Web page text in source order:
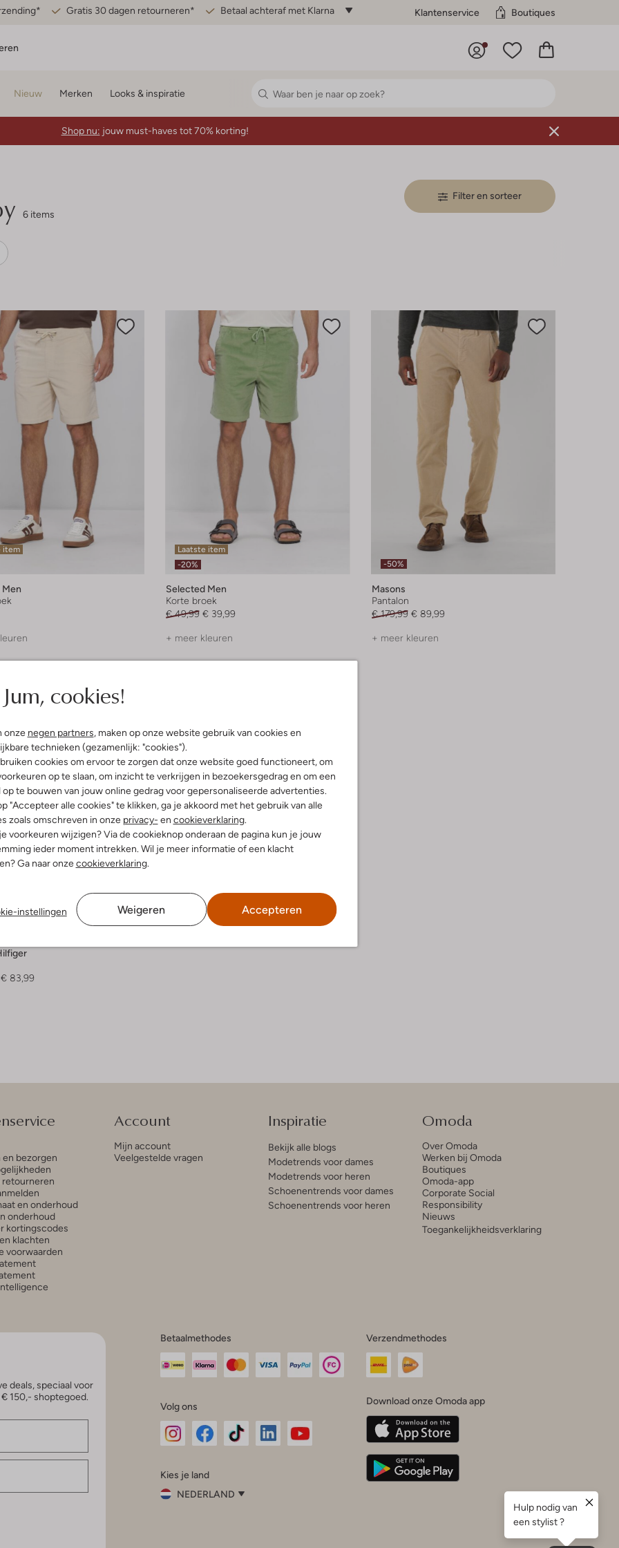
Gratis 30 dagen retourneren* Betaal achteraf met Klarna Klantenservice Boutiques
Jum, cookies!
onze negen partners, maken op onze website gebruik van cookies en
technieken (gezamenlijk: "cookies").
cookies om ervoor te zorgen dat onze website goed functioneert, om
op te slaan, om inzicht te verkrijgen in bezoekersgedrag en om een
op te bouwen van jouw online gedrag voor gepersonaliseerde advertenties.
"Accepteer alle cookies" te klikken, ga je akkoord met het gebruik van alle
zoals omschreven in onze privacy- en cookieverklaring.
voorkeuren wijzigen? Via de cookieknop onderaan de pagina kun je jouw
ieder moment intrekken. Wil je meer informatie of een klacht
Ga naar onzecookieverklaring.
instellingen Weigeren Accepteren
Nieuw Merken Looks & inspiratie
Shop nu: jouw must-haves tot 70% korting!
6 items
Filter en sorteer
item
Laatste item
-20%
Selected Men
Korte broek
€ 49,99 € 39,99
+ meer kleuren
-50%
Masons
Pantalon
€ 179,99 € 89,99
+ meer kleuren
items
€ 83,99
en bezorgen
retourneren
en onderhoud
onderhoud
kortingscodes
klachten
voorwaarden
Account
Mijn account
Veelgestelde vragen
Inspiratie
Bekijk alle blogs
Modetrends voor dames
Modetrends voor heren
Schoenentrends voor dames
Schoenentrends voor heren
Omoda
Over Omoda
Werken bij Omoda
Boutiques
Omoda-app
Corporate Social
Responsibility
Nieuws
Toegankelijkheidsverklaring
deals, speciaal voor
150,- shoptegoed.
Betaalmethodes
Volg ons
InstagramFacebook
Kies je land
NEDERLAND
Verzendmethodes
Download onze Omoda app